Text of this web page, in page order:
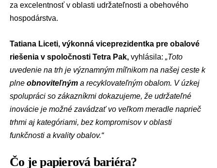
za excelentnosť v oblasti udržateľnosti a obehového
hospodárstva.
Tatiana Liceti, výkonná viceprezidentka pre obalové
riešenia v spoločnosti Tetra Pak, vyhlásila: „Toto
uvedenie na trh je významným míľnikom na našej ceste k
plne obnoviteľným a recyklovateľným obalom. V úzkej
spolupráci so zákazníkmi dokazujeme, že udržateľné
inovácie je možné zavádzať vo veľkom meradle naprieč
trhmi aj kategóriami, bez kompromisov v oblasti
funkčnosti a kvality obalov.“
Čo je papierová bariéra?